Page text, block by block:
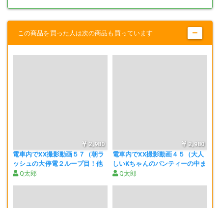
もう後ろからパンティーの中まで完全にマン食いしてるところを完璧
本物のシチュじゃないと絶対こんな震え方はしませんからね。
Q太郎はわかります。
この商品を買った人は次の商品も買っています
2,980
電車内でXX撮影動画５７（朝ラ
ッシュの大停電２ループ目！他
人XX師がKちゃんの生パンさわ
Q太郎
2,980
電車内でXX撮影動画４５（大人
しいKちゃんのパンティーの中ま
でやりたい放題編）
Q太郎